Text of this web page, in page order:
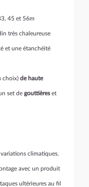
45 et 56m
très chaleureuse
et une étanchéité
choix) de haute
set de gouttièreset
climatiques.
avec un produit
ultérieures au fil